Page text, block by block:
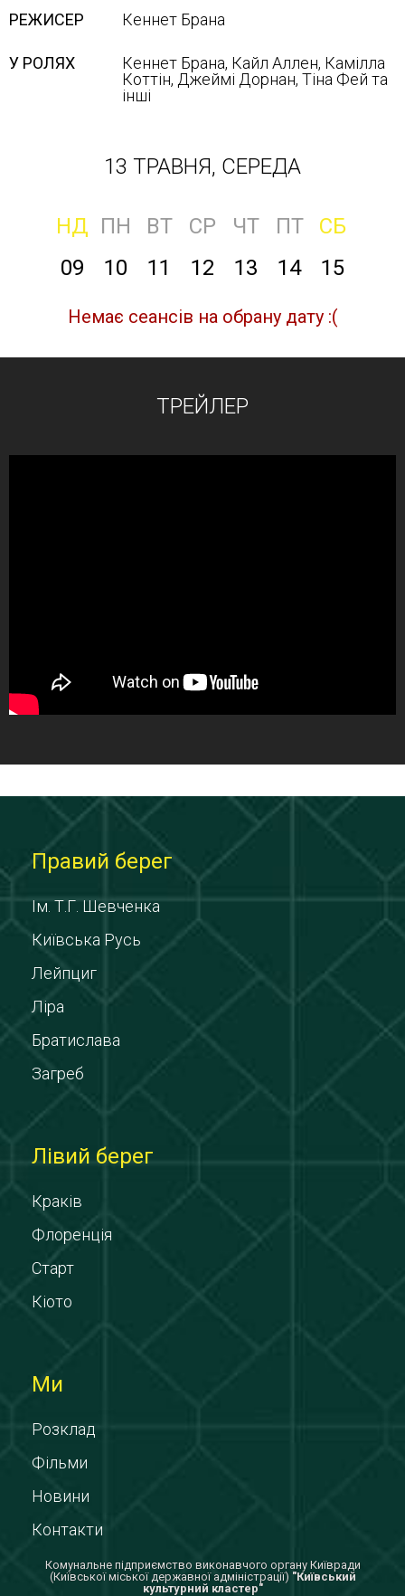
РЕЖИСЕР Кеннет Брана
У РОЛЯХ
Кеннет Брана, Кайл Аллен, Камілла
Коттін, Джеймі Дорнан, Тіна Фей та
інші
13 ТРАВНЯ, СЕРЕДА
НД ПН ВТ СР ЧТ ПТ
СБ
09
10 11 12 13 14 15
Немає сеансів на обрану дату :(
ТРЕЙЛЕР
Правий берег
Ім. Т.Г. Шевченка
Київська Русь
Лейпциг
Ліра
Братислава
Загреб
Лівий берег
Краків
Флоренція
Старт
Кіото
Ми
Розклад
Фільми
Новини
Контакти
Комунальне підприємство виконавчого органу Київради
(Київської міської державної адміністрації) "Київський
культурний кластер"